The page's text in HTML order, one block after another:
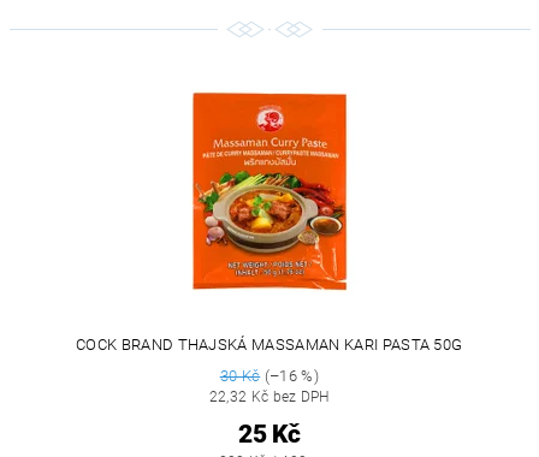
COCK BRAND THAJSKÁ MASSAMAN KARI PASTA 50G
30 Kč(–16 %)
22,32 Kč bez DPH
25 Kč